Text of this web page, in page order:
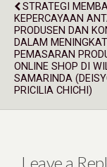
STRATEGI
KEPERCAYAAN
PRODUSEN DAN
DALAM
PEMASARAN
ONLINE SHOP DI
SAMARINDA
PRICILIA CHICHI)
Leave a